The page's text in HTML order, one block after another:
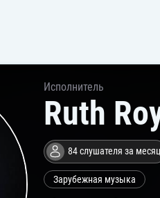
Исполнитель
Ruth
84 слушателя за месяц
Зарубежная музыка